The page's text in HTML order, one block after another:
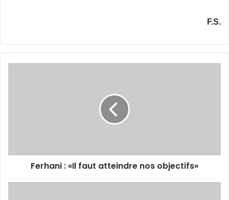
F.S.
Ferhani : «Il faut atteindre nos objectifs»